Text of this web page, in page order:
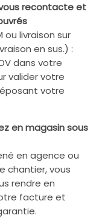
recontacte et
ou livraison sur
en sus.) :
dans votre
valider votre
votre
en magasin sous
en agence ou
chantier, vous
rendre en
facture et